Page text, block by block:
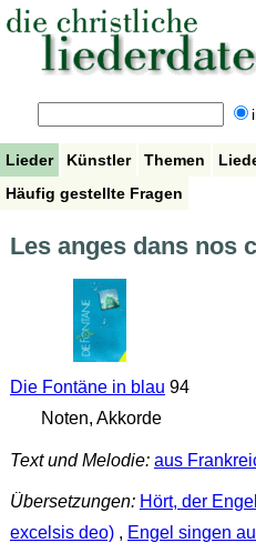
Lieder Künstler Themen
Häufig gestellte Fragen
Les anges dans nos
Die Fontäne in blau 94
Noten, Akkorde
Text und Melodie: aus
Übersetzungen: Hört, der
excelsis deo), Engel singen